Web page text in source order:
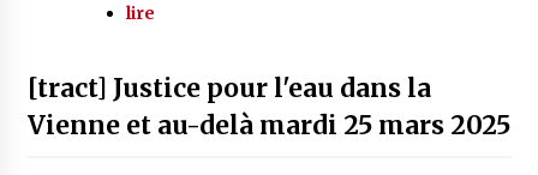
lire
[tract] Justice pour l'eau dans la
Vienne et au-delà mardi 25 mars 2025